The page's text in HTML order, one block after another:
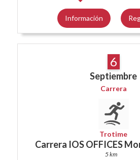
Información
6
Septiembre
Carrera
Trotime
Carrera IOS OFFICES
5 km